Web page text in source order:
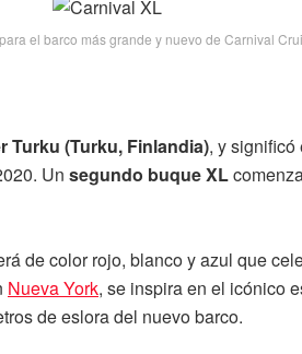
el barco más grande y nuevo de Carnival
Turku (Turku, Finlandia), y
Un segundo buque XL
de color rojo, blanco y azul que
Nueva York, se inspira en el icónico
de eslora del nuevo barco.